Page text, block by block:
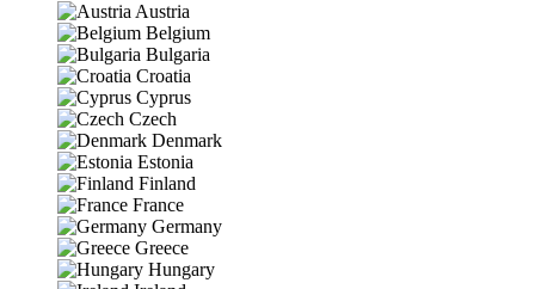
Austria
Belgium
Bulgaria
Croatia
Cyprus
Czech
Denmark
Estonia
Finland
France
Germany
Greece
Hungary